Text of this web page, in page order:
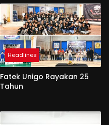
Headlines
Fatek Unigo Rayakan 25
Tahun